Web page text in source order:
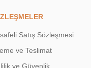
Satış Sözleşmesi
ve Teslimat
ve Güvenlik